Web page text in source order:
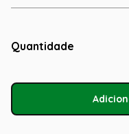
Quantidade